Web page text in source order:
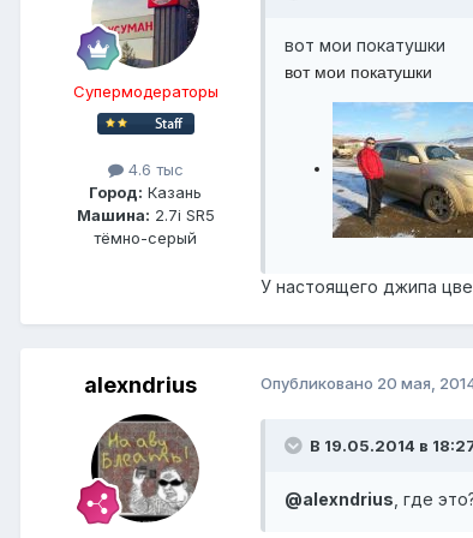
Супермодераторы
4.6 тыс
Город: Казань
Машина: 2.7i SR5
тёмно-серый
вот мои покатушки
вот мои покатушки
У настоящего джипа
alexndrius Опубликовано 20 мая,
В 19.05.2014 в
@alexndrius , где